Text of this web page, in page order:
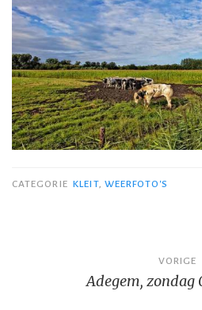
CATEGORIE KLEIT, WEERFOTO'S
navigatie
VORIGE
Adegem, zondag